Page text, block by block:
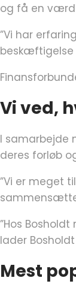
og få en
”Vi har
beskæftigelse
Vi ved,
I samarbejde
deres forløb
”Vi er meget
”Hos
lader
Mest